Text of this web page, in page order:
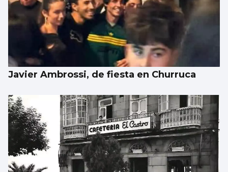
Javier Ambrossi, de fiesta en Churruca